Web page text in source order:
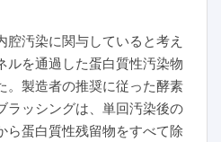
汚染に関与していると考え
ルを通過した蛋白質性汚染物
。製造者の推奨に従った酵素
ラッシングは、単回汚染後の
ら蛋白質性残留物をすべて除